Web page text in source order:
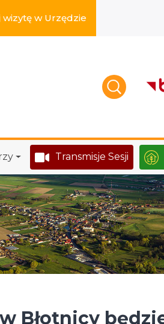
w Urzędzie
Transmisje Sesji
Błotnicy